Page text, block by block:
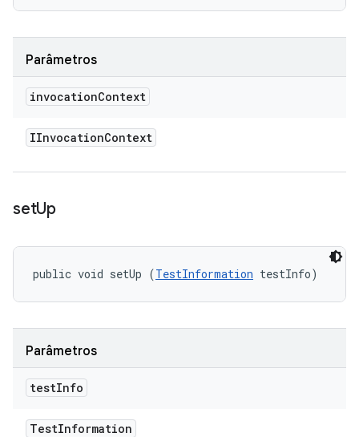
Parâmetros
invocationContext
IInvocationContext
setUp
public void setUp (TestInformation testInfo)
Parâmetros
testInfo
TestInformation